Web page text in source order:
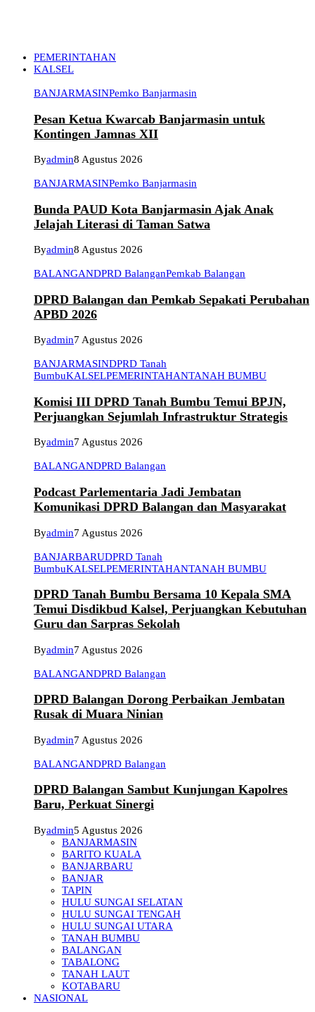
PEMERINTAHAN
KALSEL
BANJARMASINPemko Banjarmasin
Pesan Ketua Kwarcab Banjarmasin untuk
Kontingen Jamnas XII
Byadmin8 Agustus 2026
BANJARMASINPemko Banjarmasin
Bunda PAUD Kota Banjarmasin Ajak Anak
Jelajah Literasi di Taman Satwa
Byadmin8 Agustus 2026
BALANGANDPRD BalanganPemkab Balangan
DPRD Balangan dan Pemkab Sepakati Perubahan
APBD 2026
Byadmin7 Agustus 2026
BANJARMASINDPRD Tanah
BumbuKALSELPEMERINTAHANTANAH BUMBU
Komisi III DPRD Tanah Bumbu Temui BPJN,
Perjuangkan Sejumlah Infrastruktur Strategis
Byadmin7 Agustus 2026
BALANGANDPRD Balangan
Podcast Parlementaria Jadi Jembatan
Komunikasi DPRD Balangan dan Masyarakat
Byadmin7 Agustus 2026
BANJARBARUDPRD Tanah
BumbuKALSELPEMERINTAHANTANAH BUMBU
DPRD Tanah Bumbu Bersama 10 Kepala SMA
Temui Disdikbud Kalsel, Perjuangkan Kebutuhan
Guru dan Sarpras Sekolah
Byadmin7 Agustus 2026
BALANGANDPRD Balangan
DPRD Balangan Dorong Perbaikan Jembatan
Rusak di Muara Ninian
Byadmin7 Agustus 2026
BALANGANDPRD Balangan
DPRD Balangan Sambut Kunjungan Kapolres
Baru, Perkuat Sinergi
Byadmin5 Agustus 2026
BANJARMASIN
BARITO KUALA
BANJARBARU
BANJAR
TAPIN
HULU SUNGAI SELATAN
HULU SUNGAI TENGAH
HULU SUNGAI UTARA
TANAH BUMBU
BALANGAN
TABALONG
TANAH LAUT
KOTABARU
NASIONAL